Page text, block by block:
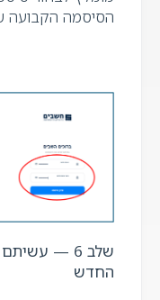
הסיסמה הקבועה
שלב 6 —
החדש